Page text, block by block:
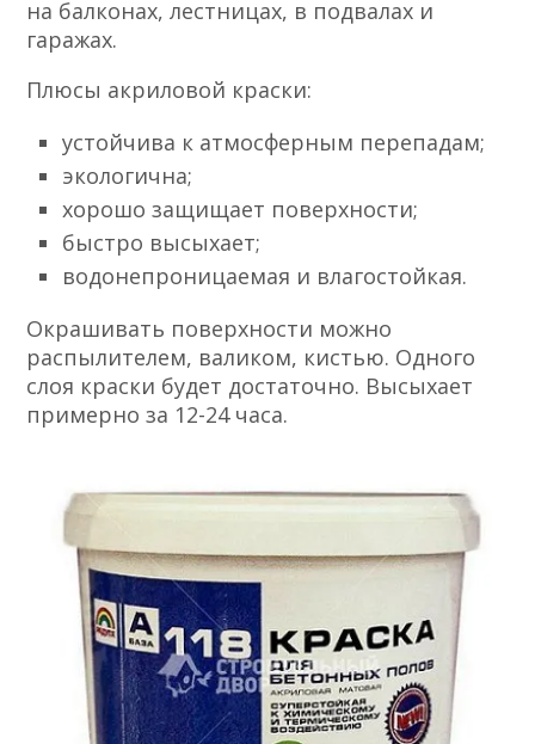
на балконах, лестницах, в подвалах и
гаражах.
Плюсы акриловой краски:
устойчива к атмосферным перепадам;
экологична;
хорошо защищает поверхности;
быстро высыхает;
водонепроницаемая и влагостойкая.
Окрашивать поверхности можно
распылителем, валиком, кистью. Одного
слоя краски будет достаточно. Высыхает
примерно за 12-24 часа.